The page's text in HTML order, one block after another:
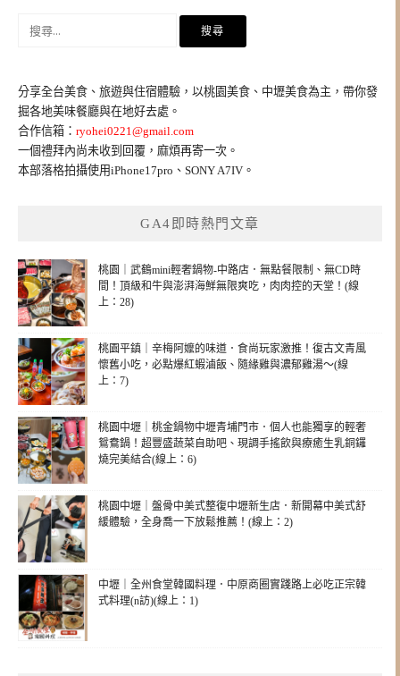
字:
分享全台美食、旅遊與住宿體驗，以桃園美食、中壢美食為主，帶你發
掘各地美味餐廳與在地好去處。
合作信箱： ryohei0221@gmail.com
一個禮拜內尚未收到回覆，麻煩再寄一次。
本部落格拍攝使用iPhone17pro、SONY A7IV。
GA4即時熱門文章
桃園｜武鶴mini輕奢鍋物-中路店．無點餐限制、無CD時
間！頂級和牛與澎湃海鮮無限爽吃，肉肉控的天堂！(線
上：28)
桃園平鎮｜辛梅阿嬤的味道．食尚玩家激推！復古文青風
懷舊小吃，必點爆紅蝦滷飯、隨緣雞與濃郁雞湯～(線
上：7)
桃園中壢｜桃金鍋物中壢青埔門市．個人也能獨享的輕奢
鴛鴦鍋！超豐盛蔬菜自助吧、現調手搖飲與療癒生乳銅鑼
燒完美結合(線上：6)
桃園中壢｜盤骨中美式整復中壢新生店．新開幕中美式舒
緩體驗，全身喬一下放鬆推薦！(線上：2)
中壢｜全州食堂韓國料理．中原商圈實踐路上必吃正宗韓
式料理(n訪)(線上：1)